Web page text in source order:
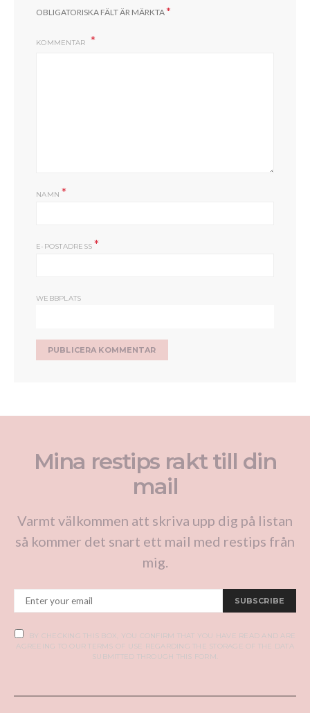
OBLIGATORISKA FÄLT ÄR MÄRKTA*
KOMMENTAR
NAMN*
E-POSTADRESS*
WEBBPLATS
Mina restips rakt till din
mail
Varmt välkommen att skriva upp dig på listan
så kommer det snart ett mail med restips från
mig.
SUBSCRIBE
BY CHECKING THIS BOX, YOU CONFIRM THAT YOU HAVE READ AND ARE
AGREEING TO OUR TERMS OF USE REGARDING THE STORAGE OF THE DATA
SUBMITTED THROUGH THIS FORM.